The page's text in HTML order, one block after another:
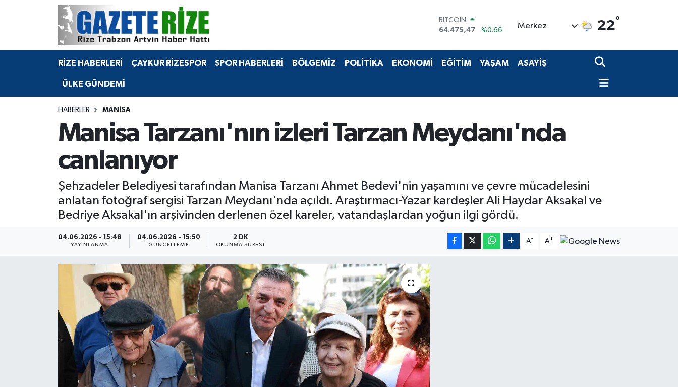
DOLAR
47,5971
%0.05
55,1336
%0.18
STERLİN
64.475,47
%0.66
Merkez 22°
RİZE HABERLERİ ÇAYKUR RİZESPOR SPOR HABERLERİ BÖLGEMİZ POLİTİKA EKONOMİ EĞİTİM YAŞAM ASAYİŞ
ÜLKE GÜNDEMİ
HABERLER MANISA
Manisa Tarzanı'nın izleri Tarzan Meydanı'nda
canlanıyor
Şehzadeler Belediyesi tarafından Manisa Tarzanı Ahmet Bedevi'nin yaşamını ve çevre mücadelesini
anlatan fotoğraf sergisi Tarzan Meydanı'nda açıldı. Araştırmacı-Yazar kardeşler Ali Haydar Aksakal ve
Bedriye Aksakal'ın arşivinden derlenen özel kareler, vatandaşlardan yoğun ilgi gördü.
04.06.2026 - 15:48
YAYINLANMA
04.06.2026 - 15:50
GÜNCELLEME
2 DK
OKUNMA SÜRESI
A- A+
BÖLGEMİZ
Bilim Teknoloji
Advertising news
Canlı Maç
English News
Merkez Nöbetçi Eczaneler
Merkez Hava Durumu
Merkez Trafik Yoğunluk Haritası
Tüm Manşetler
Son Dakika Haberleri
Haber Arşivi